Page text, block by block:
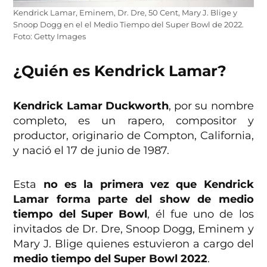
Kendrick Lamar, Eminem, Dr. Dre, 50 Cent, Mary J. Blige y
Snoop Dogg en el el Medio Tiempo del Super Bowl de 2022.
Foto: Getty Images
¿Quién es Kendrick Lamar?
Kendrick Lamar Duckworth, por su nombre
completo, es un rapero, compositor y
productor, originario de Compton, California,
y nació el 17 de junio de 1987.
Esta no es la primera vez que Kendrick
Lamar forma parte del show de medio
tiempo del Super Bowl, él fue uno de los
invitados de Dr. Dre, Snoop Dogg, Eminem y
Mary J. Blige quienes estuvieron a cargo del
medio tiempo del Super Bowl 2022.